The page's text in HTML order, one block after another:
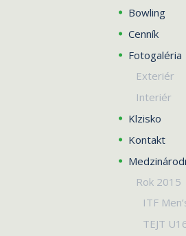
Bowling
Cenník
Fotogaléria
Exteriér
Interiér
Klzisko
Kontakt
Rok 2015
ITF
TEJT